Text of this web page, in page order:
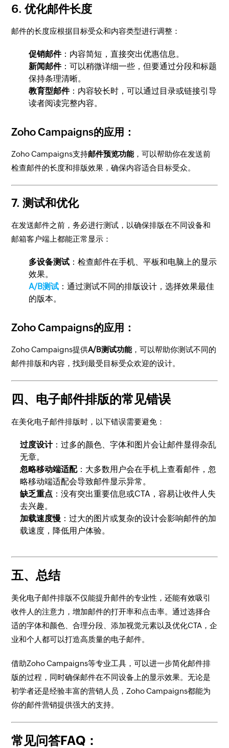
6.优化邮件长度
邮件的长度应根据目标受众和内容类型进行调整：
促销邮件：内容简短，直接突出优惠信息。
新闻邮件：可以稍微详细一些，但要通过分段和标题
保持条理清晰。
教育型邮件：内容较长时，可以通过目录或链接引导
读者阅读完整内容。
Zoho Campaigns的应用：
Zoho Campaigns支持邮件预览功能，可以帮助你在发送前
检查邮件的长度和排版效果，确保内容适合目标受众。
7.测试和优化
在发送邮件之前，务必进行测试，以确保排版在不同设备和
邮箱客户端上都能正常显示：
多设备测试 ：检查邮件在手机、平板和电脑上的显示
效果。
A/B测试 ：通过测试不同的排版设计，选择效果最佳
的版本。
Zoho Campaigns的应用：
Zoho Campaigns提供A/B测试功能，可以帮助你测试不同的
邮件排版和内容，找到最受目标受众欢迎的设计。
四、电子邮件排版的常见错误
在美化电子邮件排版时，以下错误需要避免：
过度设计：过多的颜色、字体和图片会让邮件显得杂乱
无章。
忽略移动端适配：大多数用户会在手机上查看邮件，忽
略移动端适配会导致邮件显示异常。
缺乏重点 ：没有突出重要信息或CTA，容易让收件人失
去兴趣。
加载速度慢 ：过大的图片或复杂的设计会影响邮件的加
载速度，降低用户体验。
五、总结
美化电子邮件排版不仅能提升邮件的专业性，还能有效吸引
收件人的注意力，增加邮件的打开率和点击率。通过选择合
适的字体和颜色、合理分段、添加视觉元素以及优化CTA，企
业和个人都可以打造高质量的电子邮件。
借助Zoho Campaigns等专业工具，可以进一步简化邮件排
版的过程，同时确保邮件在不同设备上的显示效果。无论是
初学者还是经验丰富的营销人员，Zoho Campaigns都能为
你的邮件营销提供强大的支持。
常见问答FAQ：